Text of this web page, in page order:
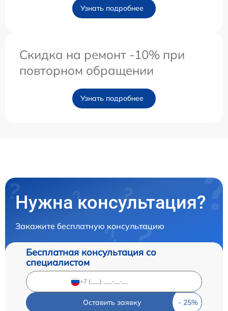
Узнать подробнее
Скидка на ремонт -10% при
повторном обращении
Узнать подробнее
Нужна консультация?
Закажите бесплатную консультацию
Бесплатная консультация со
специалистом
Оставить заявку